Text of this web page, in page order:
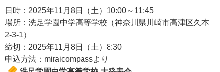
日時：2025年11月8日（土）10:00～11:45
場所：洗足学園中学高等学校（神奈川県川崎市高津区久本
2-3-1）
締切：2025年11月8日（土）8:30
申込方法：miraicompassより